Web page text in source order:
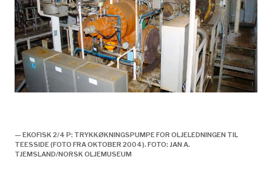
— EKOFISK 2/4 P: TRYKKØKNINGSPUMPE FOR OLJELEDNINGEN TIL
TEESSIDE (FOTO FRA OKTOBER 2004). FOTO: JAN A.
TJEMSLAND/NORSK OLJEMUSEUM